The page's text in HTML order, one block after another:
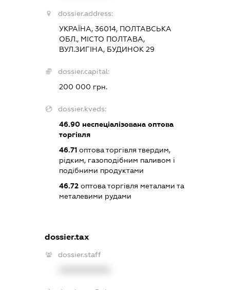
dossier.address:
УКРАЇНА, 36014, ПОЛТАВСЬКА
ОБЛ., МІСТО ПОЛТАВА,
ВУЛ.ЗИГІНА, БУДИНОК 29
dossier.capital:
200 000 грн.
dossier.kveds:
46.90неспеціалізована оптова
торгівля
46.71оптова торгівля твердим,
рідким, газоподібним паливом і
подібними продуктами
46.72оптова торгівля металами та
металевими рудами
dossier.tax
dossier.staff